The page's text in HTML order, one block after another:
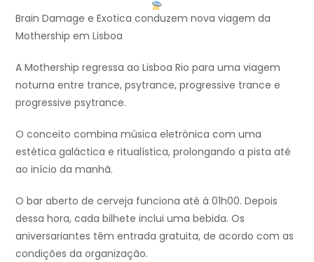
Brain Damage e Exotica conduzem nova viagem da
Mothership em Lisboa
A Mothership regressa ao Lisboa Rio para uma viagem
noturna entre trance, psytrance, progressive trance e
progressive psytrance.
O conceito combina música eletrónica com uma
estética galáctica e ritualística, prolongando a pista até
ao início da manhã.
O bar aberto de cerveja funciona até à 01h00. Depois
dessa hora, cada bilhete inclui uma bebida. Os
aniversariantes têm entrada gratuita, de acordo com as
condições da organização.